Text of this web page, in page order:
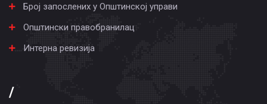
Број запослених у Општинској управи
Општински правобранилац
Интерна ревизија
/